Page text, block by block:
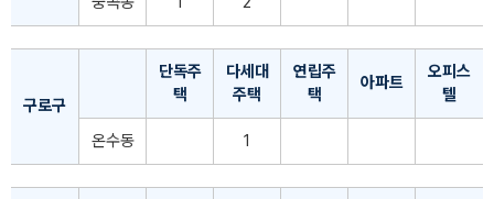
구로구
단독주
택
다세대
주택
연립주
택
아파트
오피스
텔
온수동 1